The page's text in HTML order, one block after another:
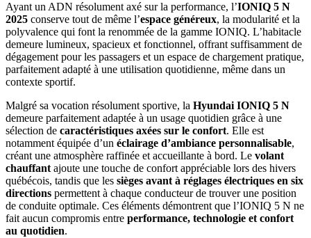
Ayant un ADN résolument axé sur la performance, l’IONIQ 5 N
2025 conserve tout de même l’espace généreux, la modularité et la
polyvalence qui font la renommée de la gamme IONIQ. L’habitacle
demeure lumineux, spacieux et fonctionnel, offrant suffisamment de
dégagement pour les passagers et un espace de chargement pratique,
parfaitement adapté à une utilisation quotidienne, même dans un
contexte sportif.
Malgré sa vocation résolument sportive, la Hyundai IONIQ 5 N
demeure parfaitement adaptée à un usage quotidien grâce à une
sélection de caractéristiques axées sur le confort. Elle est
notamment équipée d’un éclairage d’ambiance personnalisable,
créant une atmosphère raffinée et accueillante à bord. Le volant
chauffant ajoute une touche de confort appréciable lors des hivers
québécois, tandis que les sièges avant à réglages électriques en six
directions permettent à chaque conducteur de trouver une position
de conduite optimale. Ces éléments démontrent que l’IONIQ 5 N ne
fait aucun compromis entre performance, technologie et confort
au quotidien.